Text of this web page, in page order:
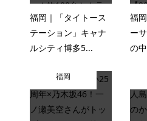
福岡｜「タイトース
テーション」キャナ
ルシティ博多5...
福
ー
の
福岡